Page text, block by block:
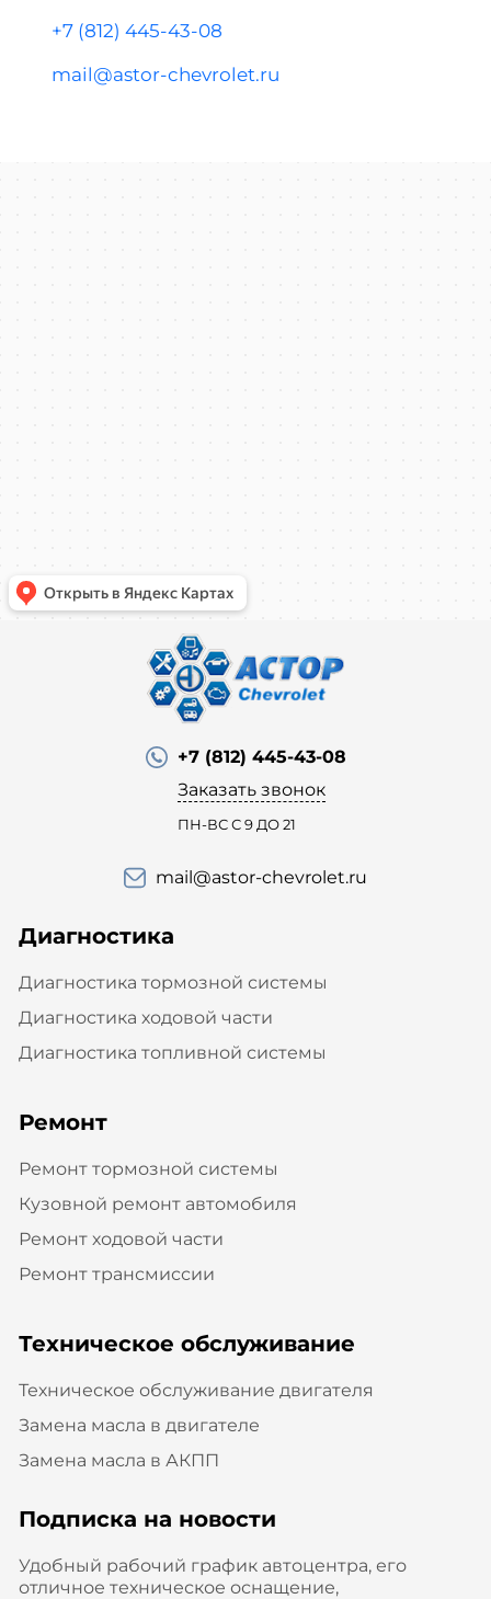
+7 (812) 445-43-08
mail@astor-chevrolet.ru
+7 (812) 445-43-08
Заказать звонок
ПН-ВС С 9 ДО 21
mail@astor-chevrolet.ru
Диагностика
Диагностика тормозной системы
Диагностика ходовой части
Диагностика топливной системы
Ремонт
Ремонт тормозной системы
Кузовной ремонт автомобиля
Ремонт ходовой части
Ремонт трансмиссии
Техническое обслуживание
Техническое обслуживание двигателя
Замена масла в двигателе
Замена масла в АКПП
Подписка на новости
Удобный рабочий график автоцентра, его
отличное техническое оснащение,